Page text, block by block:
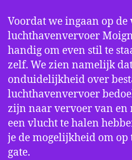
Voordat we ingaan op
luchthavenvervoer
handig om even stil te
zelf. We zien namelijk
onduidelijkheid over
luchthavenvervoer
zijn naar vervoer van en
een vlucht te halen
je de mogelijkheid om
gate.